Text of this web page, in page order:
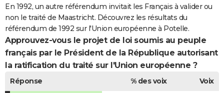
En 1992, un autre référendum invitait les Français à valider ou
non le traité de Maastricht. Découvrez les résultats du
référendum de 1992 sur l'Union européenne à Potelle.
Approuvez-vous le projet de loi soumis au peuple
français par le Président de la République autorisant
la ratification du traité sur l'Union européenne ?
Réponse % des voix
Voix